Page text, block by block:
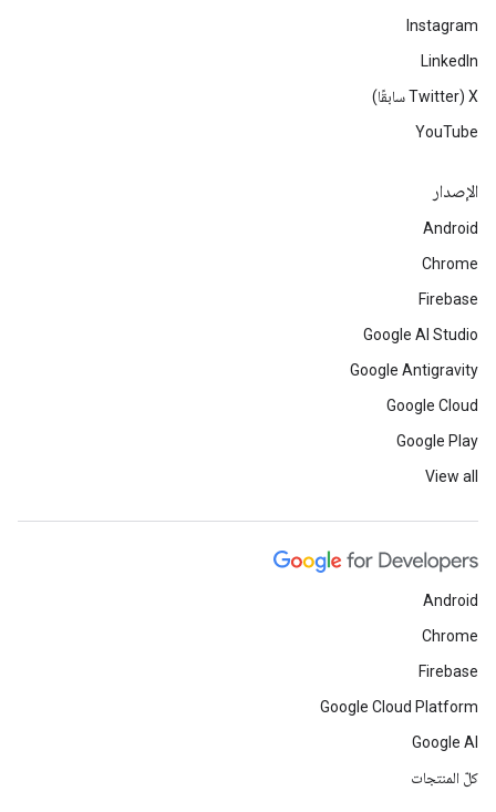
Instagram
LinkedIn
‫X ‏(Twitter سابقًا)
YouTube
الإصدار
Android
Chrome
Firebase
Google AI Studio
Google Antigravity
Google Cloud
Google Play
View all
Android
Chrome
Firebase
Google Cloud Platform
Google AI
كلّ المنتجات